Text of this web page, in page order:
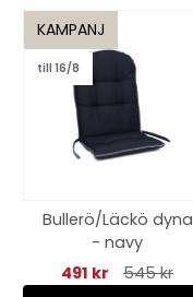
KAMPANJ
till 16/8
Bullerö/Läckö dyna
- navy
491 kr
545 kr